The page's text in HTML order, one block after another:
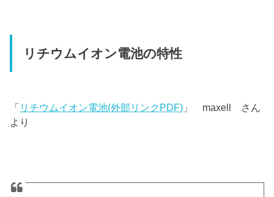
リチウムイオン電池の特性
「 リチウムイオン電池(外部リンクPDF) 」 maxell さん
より